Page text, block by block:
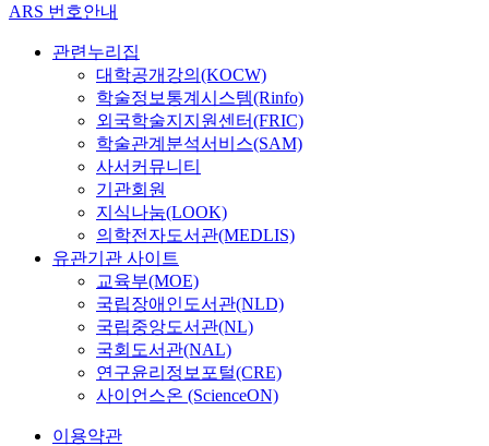
ARS 번호안내
관련누리집
대학공개강의(KOCW)
학술정보통계시스템(Rinfo)
외국학술지지원센터(FRIC)
학술관계분석서비스(SAM)
사서커뮤니티
기관회원
지식나눔(LOOK)
의학전자도서관(MEDLIS)
유관기관 사이트
교육부(MOE)
국립장애인도서관(NLD)
국립중앙도서관(NL)
국회도서관(NAL)
연구윤리정보포털(CRE)
사이언스온 (ScienceON)
이용약관